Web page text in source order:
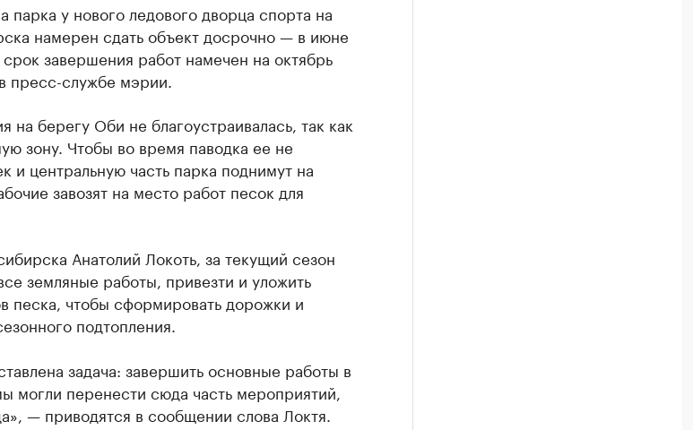
парка у нового ледового дворца спорта на
намерен сдать объект досрочно — в июне
завершения работ намечен на октябрь
пресс-службе мэрии.
на берегу Оби не благоустраивалась, так как
зону. Чтобы во время паводка ее не
и центральную часть парка поднимут на
завозят на место работ песок для
Анатолий Локоть, за текущий сезон
земляные работы, привезти и уложить
песка, чтобы сформировать дорожки и
подтопления.
задача: завершить основные работы в
могли перенести сюда часть мероприятий,
— приводятся в сообщении слова Локтя.